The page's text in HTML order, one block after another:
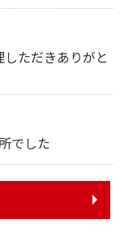
ただきありがと
でした